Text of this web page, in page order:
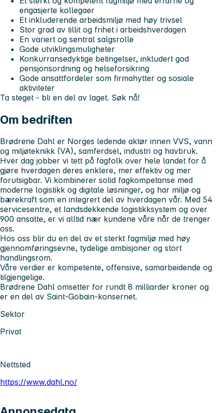
engasjerte kollegaer
Et inkluderende arbeidsmiljø med høy trivsel
Stor grad av tillit og frihet i arbeidshverdagen
En variert og sentral salgsrolle
Gode utviklingsmuligheter
Konkurransedyktige betingelser, inkludert god
pensjonsordning og helseforsikring
Gode ansattfordeler som firmahytter og sosiale
aktiviteter
Ta steget - bli en del av laget. Søk nå!
Om bedriften
Brødrene Dahl er Norges ledende aktør innen VVS, vann
og miljøteknikk (VA), samferdsel, industri og havbruk.
Hver dag jobber vi tett på fagfolk over hele landet for å
gjøre hverdagen deres enklere, mer effektiv og mer
forutsigbar. Vi kombinerer solid fagkompetanse med
moderne logistikk og digitale løsninger, og har miljø og
bærekraft som en integrert del av hverdagen vår. Med 54
servicesentre, et landsdekkende logistikksystem og over
900 ansatte, er vi alltid nær kundene våre når de trenger
oss.
Hos oss blir du en del av et sterkt fagmiljø med høy
gjennomføringsevne, tydelige ambisjoner og stort
handlingsrom.
Våre verdier er kompetente, offensive, samarbeidende og
tilgjengelige.
Brødrene Dahl omsetter for rundt 8 milliarder kroner og
er en del av Saint-Gobain-konsernet.
Sektor
Privat
Nettsted
https://www.dahl.no/